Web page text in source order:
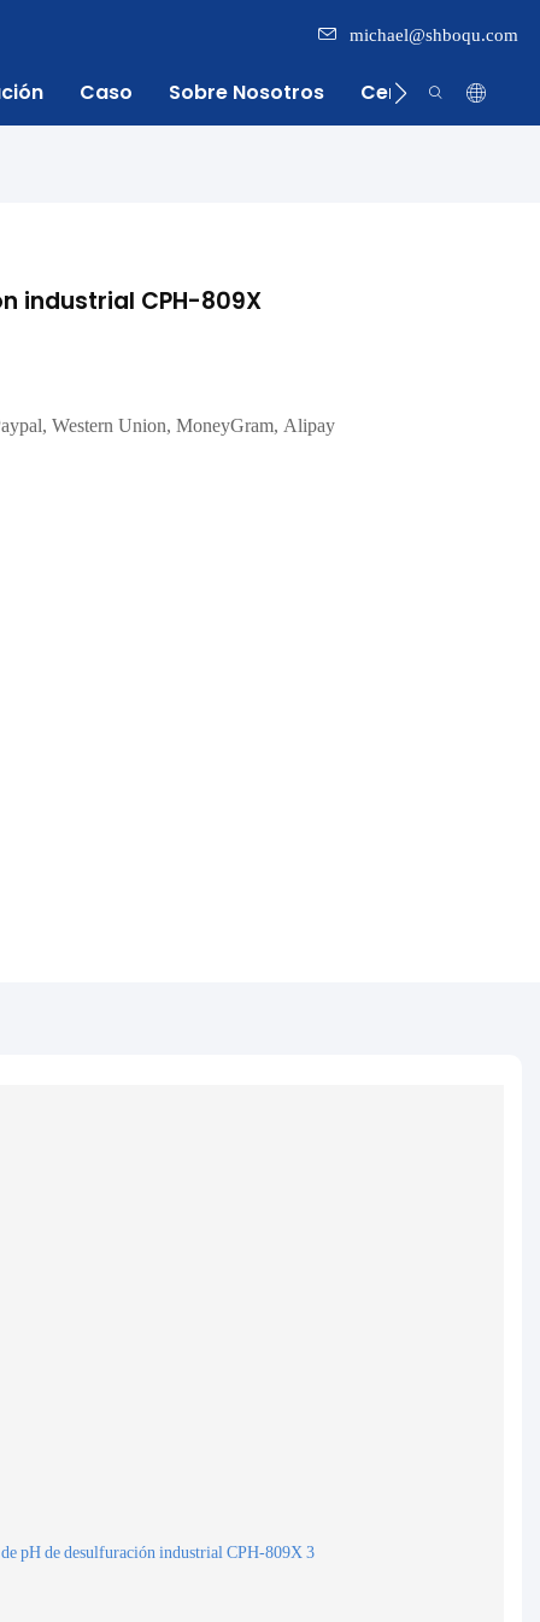
michael@shboqu.com
Caso Sobre Nosotros Centro De
industrial CPH-809X
Western Union, MoneyGram, Alipay